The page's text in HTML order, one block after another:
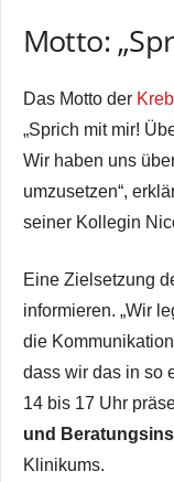
Motto:
Das Motto der
„Sprich mit mir!
Wir haben uns
umzusetzen“,
seiner Kollegin
Eine Zielsetzung
informieren. „Wir
die
dass wir das in so
14 bis 17 Uhr
und
Klinikums.